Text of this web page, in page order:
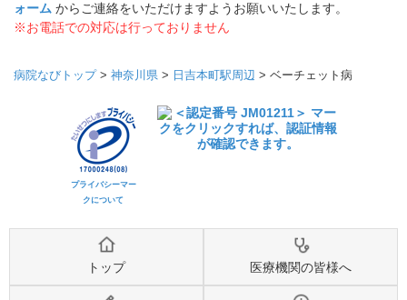
ォーム からご連絡をいただけますようお願いいたします。
※お電話での対応は行っておりません
病院なびトップ> 神奈川県 > 日吉本町駅周辺 > ベーチェット病
プライバシーマー
クについて
トップ 医療機関の皆様へ